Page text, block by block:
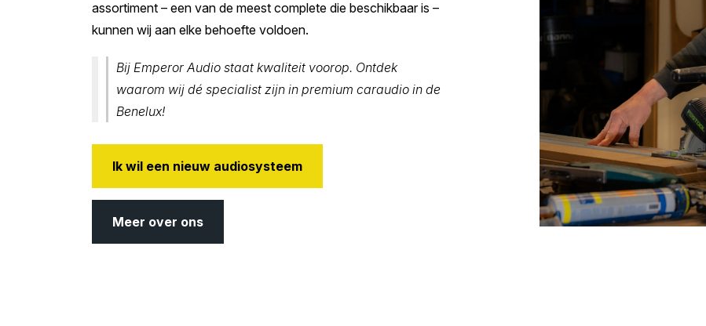
assortiment – een van de meest complete die beschikbaar is –
kunnen wij aan elke behoefte voldoen.
Bij Emperor Audio staat kwaliteit voorop. Ontdek
waarom wij dé specialist zijn in premium caraudio in de
Benelux!
Ik wil een nieuw audiosysteem
Meer over ons